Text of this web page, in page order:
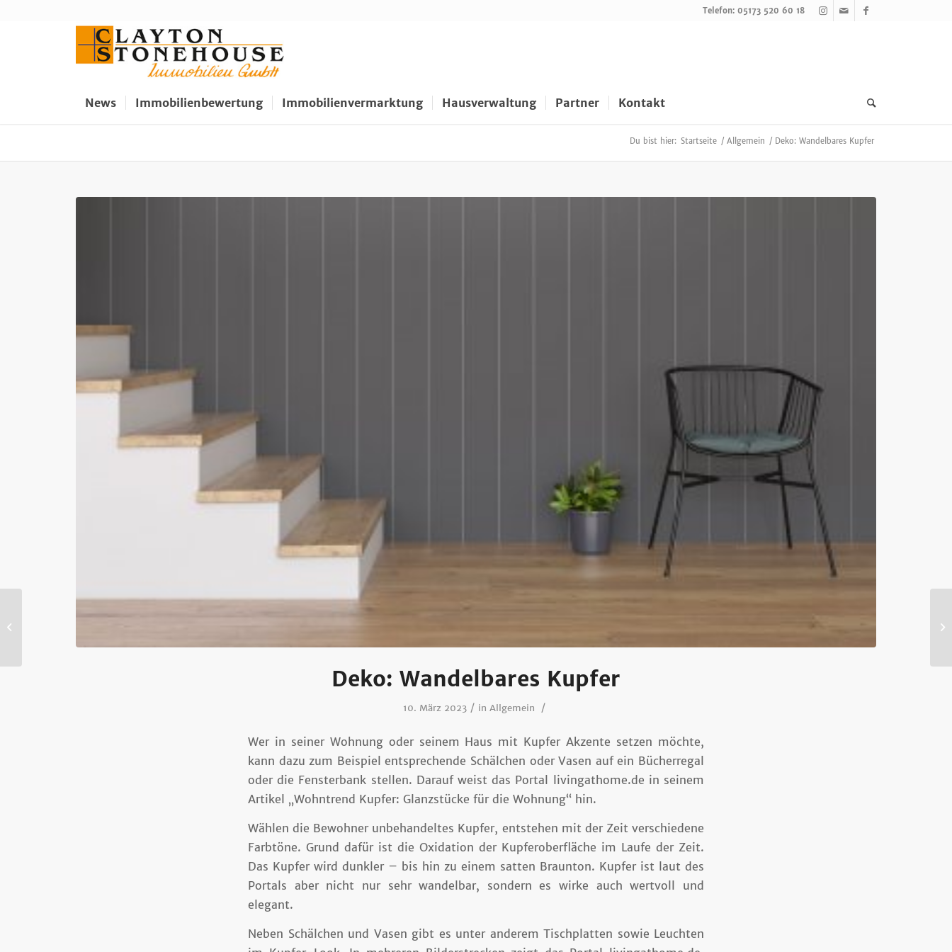
Telefon: 05173 520 60 18
News Immobilienbewertung Immobilienvermarktung Hausverwaltung Partner Kontakt
Du bist hier: Startseite / Allgemein / Deko: Wandelbares Kupfer
Deko: Wandelbares Kupfer
10. März 2023 / in Allgemein /
Wer in seiner Wohnung oder seinem Haus mit Kupfer Akzente setzen möchte,
kann dazu zum Beispiel entsprechende Schälchen oder Vasen auf ein Bücherregal
oder die Fensterbank stellen. Darauf weist das Portal livingathome.de in seinem
Artikel „Wohntrend Kupfer: Glanzstücke für die Wohnung“ hin.
Wählen die Bewohner unbehandeltes Kupfer, entstehen mit der Zeit verschiedene
Farbtöne. Grund dafür ist die Oxidation der Kupferoberfläche im Laufe der Zeit.
Das Kupfer wird dunkler – bis hin zu einem satten Braunton. Kupfer ist laut des
Portals aber nicht nur sehr wandelbar, sondern es wirke auch wertvoll und
elegant.
Neben Schälchen und Vasen gibt es unter anderem Tischplatten sowie Leuchten
Analyse: Mehr